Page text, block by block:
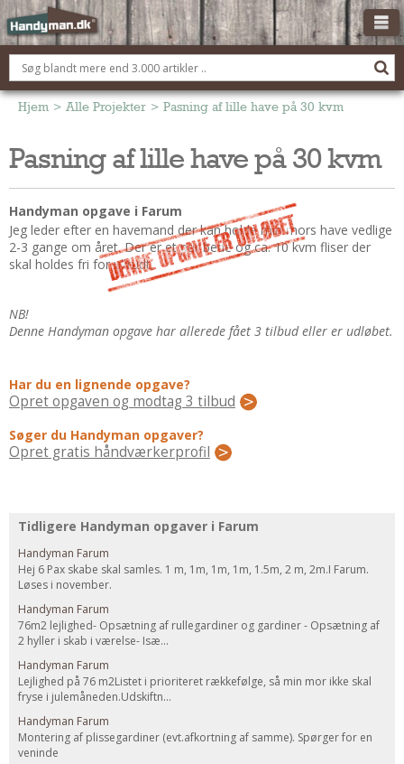
OM HANDYMAN.DK
FÅ 3 TILBUD
BOLIG KØBERÅDGIVNING
Montage Og Nybyg
Reparation Og Vedligehold
Alt Om Køkkenet
Om Værktøj
ELEKTRIKER
Regler Og Love
Udskiftning Og Montage
Om Materialer
Reparation Og Vedligehold
Varme Og Energi
Andet
MALER
Indendørs
Udendørs
Kan Det Males?
MURER
Hjem > Alle Projekter > Pasning af lille have på 30 kvm
Pasning af lille have på 30 kvm
Handyman opgave i Farum
Jeg leder efter en havemand der kan holde min mors have vedlige
2-3 gange om året. Der er et par bede og ca. 10 kvm fliser der
skal holdes fri for ukrudt.
NB!
Denne Handyman opgave har allerede fået 3 tilbud eller er udløbet.
Har du en lignende opgave?
Opret opgaven og modtag 3 tilbud
Søger du Handyman opgaver?
Opret gratis håndværkerprofil
Tidligere Handyman opgaver i Farum
Handyman Farum
Hej 6 Pax skabe skal samles. 1 m, 1m, 1m, 1m, 1.5m, 2 m, 2m.I Farum.
Løses i november.
Handyman Farum
76m2 lejlighed- Opsætning af rullegardiner og gardiner - Opsætning af
2 hyller i skab i værelse- Isæ...
Handyman Farum
Lejlighed på 76 m2Listet i prioriteret rækkefølge, så min mor ikke skal
fryse i julemåneden.Udskiftn...
Handyman Farum
Montering af plissegardiner (evt.afkortning af samme). Spørger for en
veninde